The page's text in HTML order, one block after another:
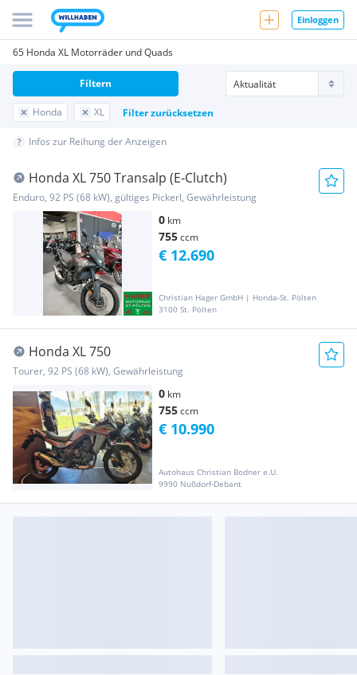
Einloggen
65 Honda XL Motorräder und Quads
Honda XL Filter zurücksetzen
Filtern
Infos zur Reihung der Anzeigen
Honda XL 750 Transalp (E-Clutch)
Enduro, 92 PS (68 kW), gültiges Pickerl, Gewährleistung
0 km
755ccm
Christian Hager GmbH | Honda-St. Pölten
3100 St. Pölten
€ 12.690
Honda XL 750
Tourer, 92 PS (68 kW), Gewährleistung
0 km
755ccm
Autohaus Christian Bodner e.U.
9990 Nußdorf-Debant
€ 10.990